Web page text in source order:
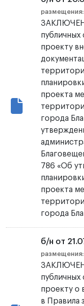
публичных
проекту
проекта
города
786 «Об
проекта
города
б/н от
публичных
проекту о
в Правила